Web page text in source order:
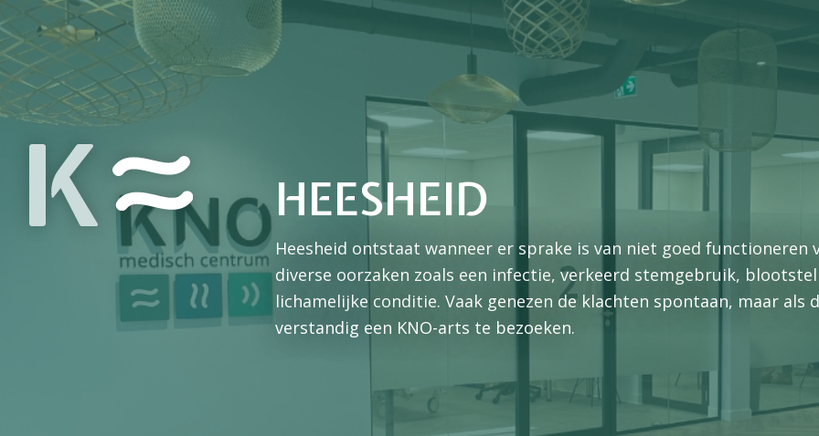
HEESHEID
Heesheid ontstaat wanneer er sprake is van niet goed
diverse oorzaken zoals een infectie, verkeerd stemgebruik,
lichamelijke conditie. Vaak genezen de klachten spontaan, maar als
verstandig een KNO-arts te bezoeken.